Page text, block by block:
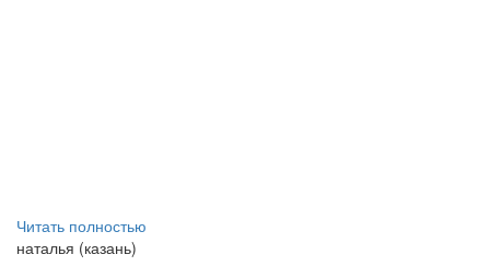
Читать полностью
наталья (казань)